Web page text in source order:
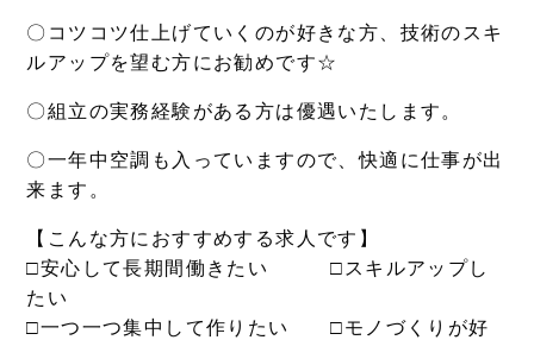
〇コツコツ仕上げていくのが好きな方、技術のスキ
ルアップを望む方にお勧めです☆
〇組立の実務経験がある方は優遇いたします。
〇一年中空調も入っていますので、快適に仕事が出
来ます。
【こんな方におすすめする求人です】
□安心して長期間働きたい □スキルアップし
たい
□一つ一つ集中して作りたい □モノづくりが好